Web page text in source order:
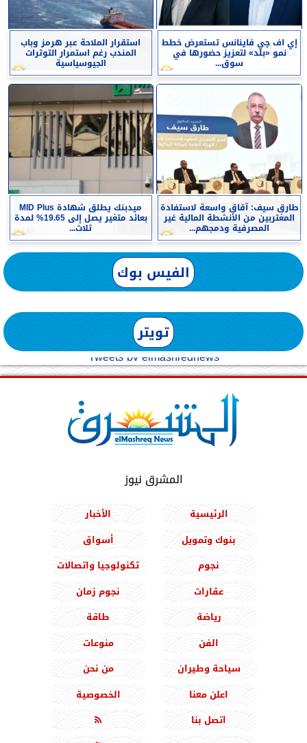
إي اف چي فاينانس تستعرض خطط
نمو «بلد» لتعزيز حضورها في
سوق...
استقرار الملاحة عبر هرمز وباب
المندب رغم استمرار التوترات
الجيوسياسية
طارق سيف: آقاق واسعة لاستفادة
المغتربين من الأنشطة المالية غير
المصرفية ودمجهم...
ميدبنك يطلق شهادة MID Plus
بعائد متغير يصل إلى 19.65% لمدة
ثلاث...
الفيس بوك
تويتر
Tweets by elmashreqnews
المشرق نيوز
الرئيسية
الأخبار
بنوك وتمويل
أسواق
نجوم
تكنولوجيا واتصالات
عقارات
نجوم زمان
رياضة
طاقة
الفن
منوعات
سياحة وطيران
من نحن
اعلن معنا
الخصوصية
اتصل بنا
